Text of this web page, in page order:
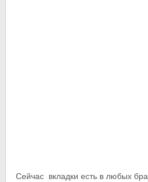
Сейчас вкладки есть в любых